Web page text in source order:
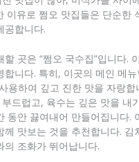
이유로 쩜오 맛집들은 단순한
공합니다.
곳은 “쩜오 국수집”입니다.
니다. 특히, 이곳의 메인 메뉴
용하여 깊고 진한 맛을 자랑합
드럽고, 육수는 깊은 맛을 내
동안 끓여내어 만들어집니다.
께 맛보는 것을 추천합니다. 김
의 조화가 뛰어납니다.